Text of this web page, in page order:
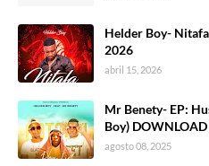
Helder Boy-
2026
abril 15, 2026
Mr Benety- EP:
Boy)
agosto 08, 2025